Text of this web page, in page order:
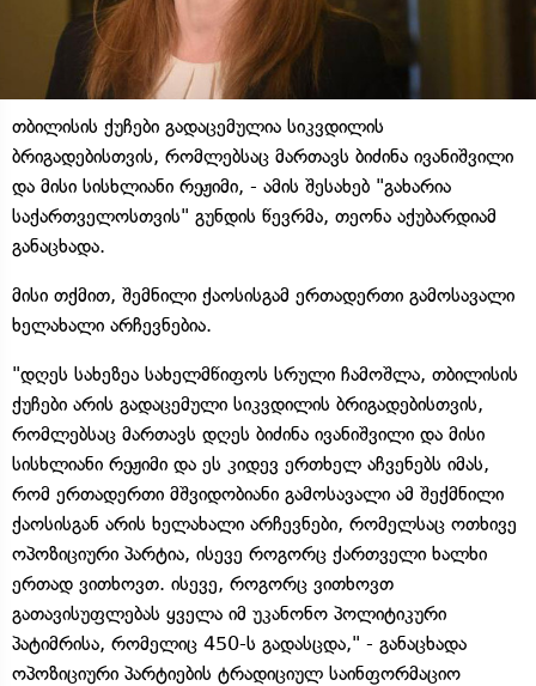
თბილისის ქუჩები გადაცემულია სიკვდილის
ბრიგადებისთვის, რომლებსაც მართავს ბიძინა ივანიშვილი
და მისი სისხლიანი რეჟიმი, - ამის შესახებ "გახარია
საქართველოსთვის" გუნდის წევრმა, თეონა აქუბარდიამ
განაცხადა.
მისი თქმით, შემნილი ქაოსისგამ ერთადერთი გამოსავალი
ხელახალი არჩევნებია.
"დღეს სახეზეა სახელმწიფოს სრული ჩამოშლა, თბილისის
ქუჩები არის გადაცემული სიკვდილის ბრიგადებისთვის,
რომლებსაც მართავს დღეს ბიძინა ივანიშვილი და მისი
სისხლიანი რეჟიმი და ეს კიდევ ერთხელ აჩვენებს იმას,
რომ ერთადერთი მშვიდობიანი გამოსავალი ამ შექმნილი
ქაოსისგან არის ხელახალი არჩევნები, რომელსაც ოთხივე
ოპოზიციური პარტია, ისევე როგორც ქართველი ხალხი
ერთად ვითხოვთ. ისევე, როგორც ვითხოვთ
გათავისუფლებას ყველა იმ უკანონო პოლიტიკური
პატიმრისა, რომელიც 450-ს გადასცდა," - განაცხადა
ოპოზიციური პარტიების ტრადიციულ საინფორმაციო